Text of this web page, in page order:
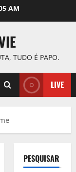
AM
TUDO É PAPO.
LIVE
PESQUISAR